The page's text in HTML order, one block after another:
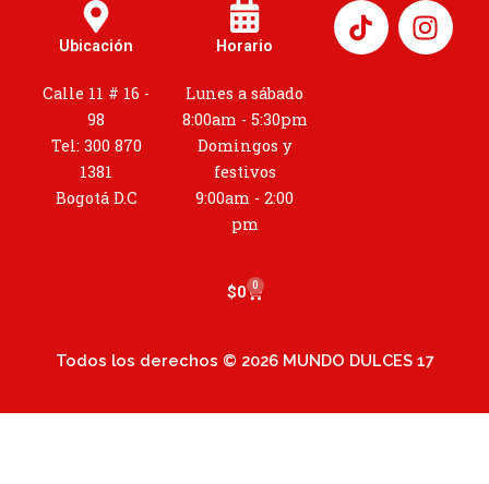
Ubicación
Calle 11 # 16 -
98
Tel: 300 870
1381
Bogotá D.C
Horario
Lunes a sábado
8:00am - 5:30pm
Domingos y
festivos
9:00am - 2:00
pm
I
n
s
$0 0
Cart
Todos los derechos © 2026 MUNDO DULCES 17